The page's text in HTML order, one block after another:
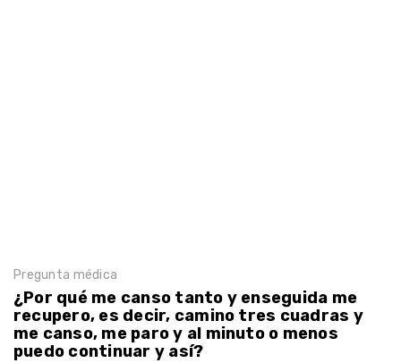
Pregunta médica
¿Por qué me canso tanto y enseguida me
recupero, es decir, camino tres cuadras y
me canso, me paro y al minuto o menos
puedo continuar y así?